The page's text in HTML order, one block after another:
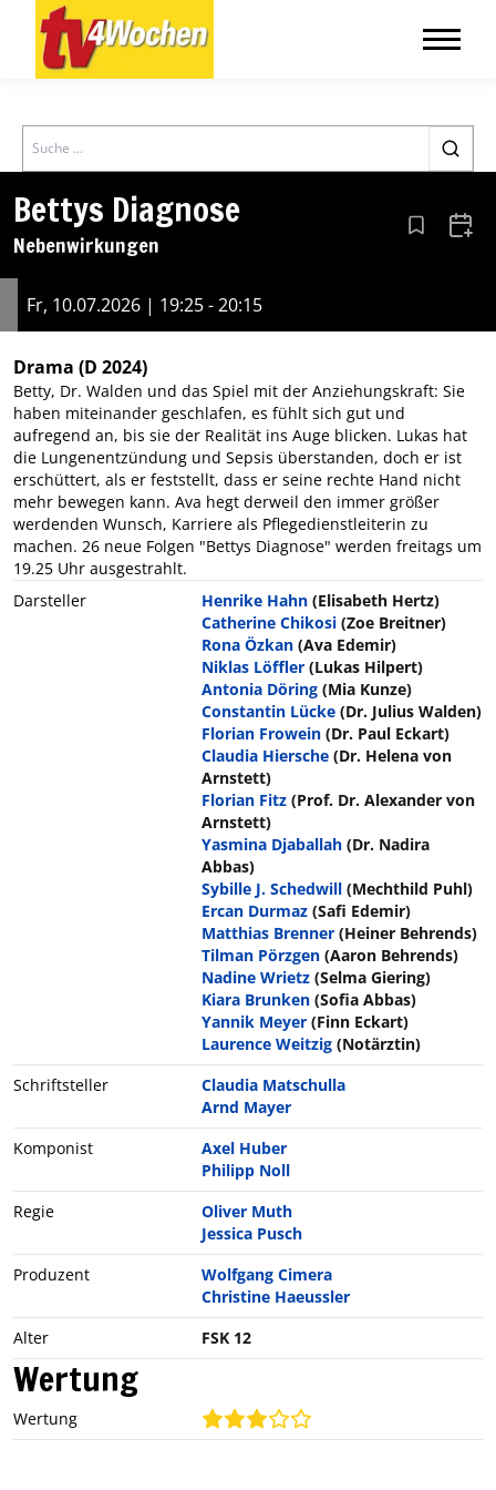
Search
Bettys Diagnose
Nebenwirkungen Aus den
Fr, 10.07.2026 | 19:25 - 20:15
Drama (D 2024)
Betty, Dr. Walden und das Spiel mit der Anziehungskraft: Sie
haben miteinander geschlafen, es fühlt sich gut und
aufregend an, bis sie der Realität ins Auge blicken. Lukas hat
die Lungenentzündung und Sepsis überstanden, doch er ist
erschüttert, als er feststellt, dass er seine rechte Hand nicht
mehr bewegen kann. Ava hegt derweil den immer größer
werdenden Wunsch, Karriere als Pflegedienstleiterin zu
machen. 26 neue Folgen "Bettys Diagnose" werden freitags um
19.25 Uhr ausgestrahlt.
Darsteller
Henrike Hahn (Elisabeth Hertz)
Catherine Chikosi (Zoe Breitner)
Rona Özkan (Ava Edemir)
Niklas Löffler (Lukas Hilpert)
Antonia Döring (Mia Kunze)
Constantin Lücke (Dr. Julius Walden)
Florian Frowein (Dr. Paul Eckart)
Claudia Hiersche (Dr. Helena von
Arnstett)
Florian Fitz (Prof. Dr. Alexander von
Arnstett)
Yasmina Djaballah (Dr. Nadira
Abbas)
Sybille J. Schedwill (Mechthild Puhl)
Ercan Durmaz (Safi Edemir)
Matthias Brenner (Heiner Behrends)
Tilman Pörzgen (Aaron Behrends)
Nadine Wrietz (Selma Giering)
Kiara Brunken (Sofia Abbas)
Yannik Meyer (Finn Eckart)
Laurence Weitzig (Notärztin)
Schriftsteller
Claudia Matschulla
Arnd Mayer
Komponist
Axel Huber
Philipp Noll
Regie
Oliver Muth
Jessica Pusch
Produzent
Wolfgang Cimera
Christine Haeussler
Alter
FSK 12
Wertung
Wertung